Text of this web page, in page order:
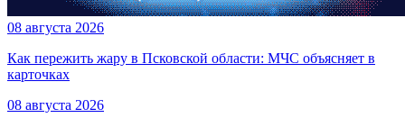
08 августа 2026
Как пережить жару в Псковской области: МЧС объясняет в
карточках
08 августа 2026